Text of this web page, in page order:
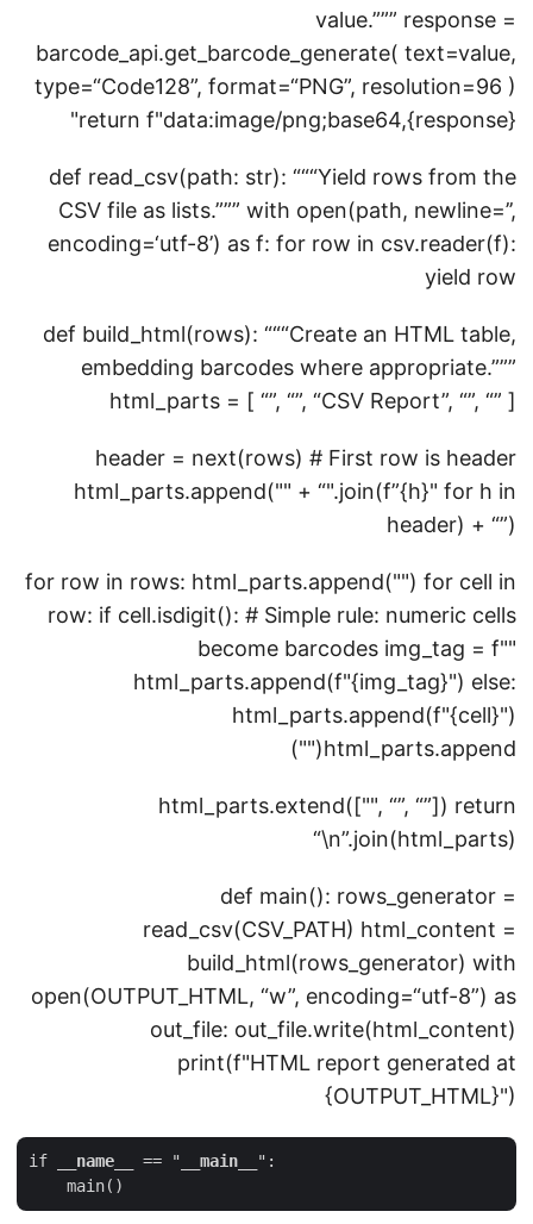
value.””” response =
barcode_api.get_barcode_generate( text=value,
type=“Code128”, format=“PNG”, resolution=96 )
return f"data:image/png;base64,{response}"
def read_csv(path: str): “““Yield rows from the
CSV file as lists.””” with open(path, newline=’’,
encoding=‘utf-8’) as f: for row in csv.reader(f):
yield row
def build_html(rows): “““Create an HTML table,
embedding barcodes where appropriate.”””
html_parts = [ “ ”, “ ”, “CSV Report ”, “ ”, “ ” ]
header = next(rows) # First row is header
html_parts.append(" " + “".join(f”{h} " for h in
header) + “”)
for row in rows: html_parts.append("") for cell in
row: if cell.isdigit(): # Simple rule: numeric cells
become barcodes img_tag = f"
html_parts.append(f"{img_tag}") else:
html_parts.append(f"{cell}")
html_parts.append("
")
html_parts.extend([" ", “ ”, “”]) return
“\n”.join(html_parts)
def main(): rows_generator =
read_csv(CSV_PATH) html_content =
build_html(rows_generator) with
open(OUTPUT_HTML, “w”, encoding=“utf-8”) as
out_file: out_file.write(html_content)
print(f"HTML report generated at
{OUTPUT_HTML}")
if __name__ == " __main__